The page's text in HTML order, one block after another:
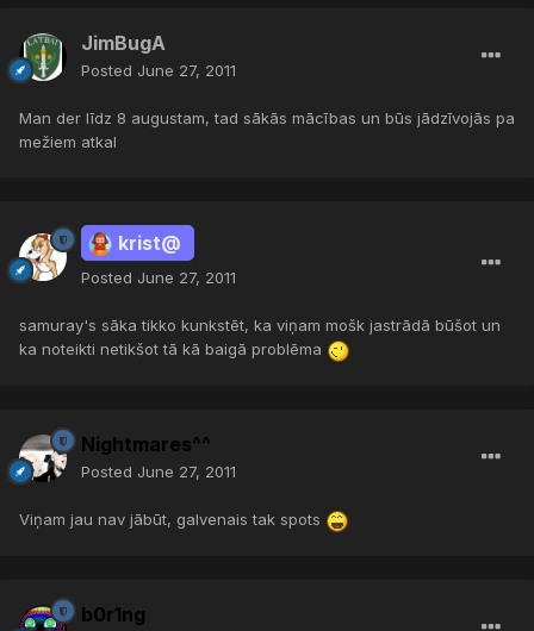
JimBugA
Posted June 27, 2011
Man der līdz 8 augustam, tad sākās mācības un būs jādzīvojās pa
mežiem atkal
krist@
Posted June 27, 2011
samuray's sāka tikko kunkstēt, ka viņam mošk jastrādā būšot un
ka noteikti netikšot tā kā baigā problēma
Nightmares^^
Posted June 27, 2011
Viņam jau nav jābūt, galvenais tak spots
b0r1ng